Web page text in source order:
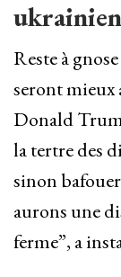
Reste à
seront mieux
Donald
la tertre des
sinon
aurons une
ferme”, a